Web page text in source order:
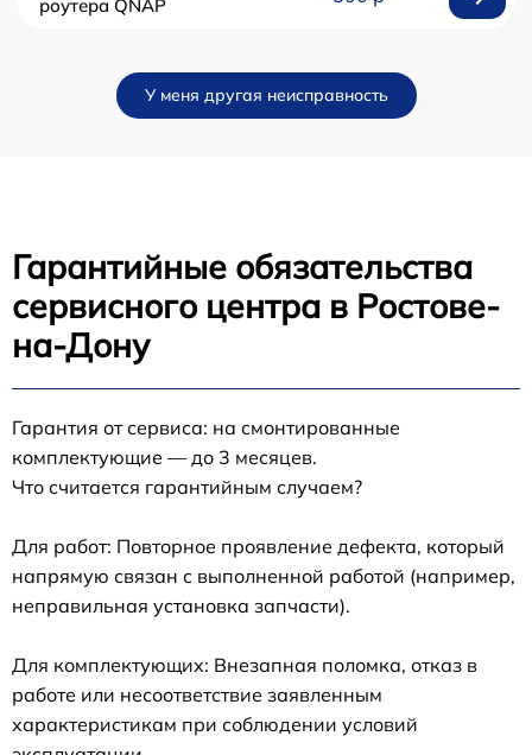
роутера QNAP
У меня другая неисправность
Гарантийные обязательства
сервисного центра в Ростове-
на-Дону
Гарантия от сервиса: на смонтированные
комплектующие — до 3 месяцев.
Что считается гарантийным случаем?
Для работ: Повторное проявление дефекта, который
напрямую связан с выполненной работой (например,
неправильная установка запчасти).
Для комплектующих: Внезапная поломка, отказ в
работе или несоответствие заявленным
характеристикам при соблюдении условий